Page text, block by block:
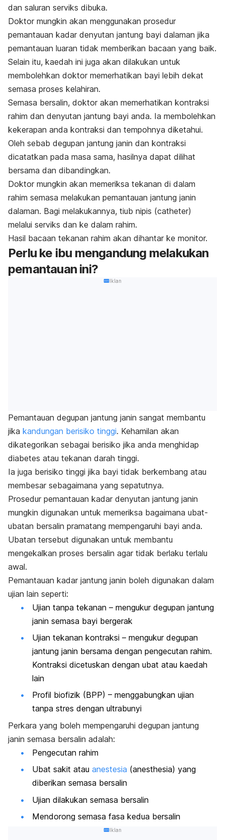
dan saluran serviks dibuka.
Doktor mungkin akan menggunakan prosedur
pemantauan kadar denyutan jantung bayi dalaman jika
pemantauan luaran tidak memberikan bacaan yang baik.
Selain itu, kaedah ini juga akan dilakukan untuk
membolehkan doktor memerhatikan bayi lebih dekat
semasa proses kelahiran.
Semasa bersalin, doktor akan memerhatikan kontraksi
rahim dan denyutan jantung bayi anda. Ia membolehkan
kekerapan anda kontraksi dan tempohnya diketahui.
Oleh sebab degupan jantung janin dan kontraksi
dicatatkan pada masa sama, hasilnya dapat dilihat
bersama dan dibandingkan.
Doktor mungkin akan memeriksa tekanan di dalam
rahim semasa melakukan pemantauan jantung janin
dalaman. Bagi melakukannya, tiub nipis (catheter)
melalui serviks dan ke dalam rahim.
Hasil bacaan tekanan rahim akan dihantar ke monitor.
Perlu ke ibu mengandung melakukan
pemantauan ini?
Iklan
Pemantauan degupan jantung janin sangat membantu
jika kandungan berisiko tinggi. Kehamilan akan
dikategorikan sebagai berisiko jika anda menghidap
diabetes atau tekanan darah tinggi.
Ia juga berisiko tinggi jika bayi tidak berkembang atau
membesar sebagaimana yang sepatutnya.
Prosedur pemantauan kadar denyutan jantung janin
mungkin digunakan untuk memeriksa bagaimana ubat-
ubatan bersalin pramatang mempengaruhi bayi anda.
Ubatan tersebut digunakan untuk membantu
mengekalkan proses bersalin agar tidak berlaku terlalu
awal.
Pemantauan kadar jantung janin boleh digunakan dalam
ujian lain seperti:
Ujian tanpa tekanan – mengukur degupan jantung
janin semasa bayi bergerak
Ujian tekanan kontraksi – mengukur degupan
jantung janin bersama dengan pengecutan rahim.
Kontraksi dicetuskan dengan ubat atau kaedah
lain
Profil biofizik (BPP) – menggabungkan ujian
tanpa stres dengan ultrabunyi
Perkara yang boleh mempengaruhi degupan jantung
janin semasa bersalin adalah:
Pengecutan rahim
Ubat sakit atau anestesia (anesthesia) yang
diberikan semasa bersalin
Ujian dilakukan semasa bersalin
Mendorong semasa fasa kedua bersalin
Iklan